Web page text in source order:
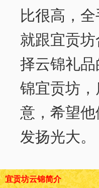
比很高，
就跟宜贡
择云锦礼
锦宜贡坊
意，希望
发扬光大。
宜贡坊云锦简介